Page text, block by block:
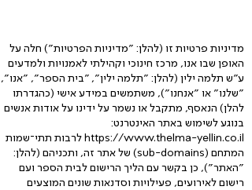
מדיניות פרטיות זו (להלן: "מדיניות הפרטיות") חלה על
האופן שבו אנו, מרכז חינוכי וקהילתי לאמנויות ולמדעים
ע"ש תלמה ילין (להלן: "תלמה ילין", "בית הספר", "אנו",
"שלנו" או "אנחנו"), משתמשים במידע אישי (כהגדרתו
להלן) הנאסף, מתקבל או נשמר על ידינו על אודות אנשים
בנוגע לשימוש באתר האינטרנט:
https://www.thelma-yellin.co.ilלרבות תתי־שמות
המתחם (sub-domains) של אתר זה, ותכניהם (להלן:
"האתר"), כן בקשר עם הליך הרישום לבית הספר ועם
רישום לאירועים, פעילויות וסדנאות שונים המוצעים